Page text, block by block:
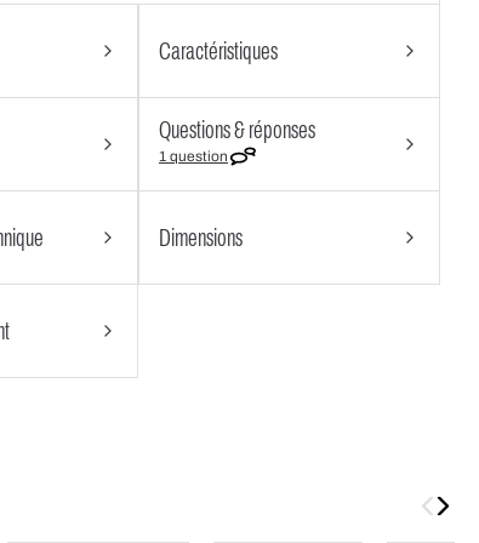
Caractéristiques
Questions & réponses
1 question
Dimensions